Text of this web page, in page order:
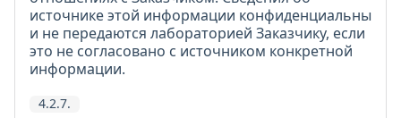
источнике этой информации конфиденциальны
и не передаются лабораторией Заказчику, если
это не согласовано с источником конкретной
информации.
4.2.7.